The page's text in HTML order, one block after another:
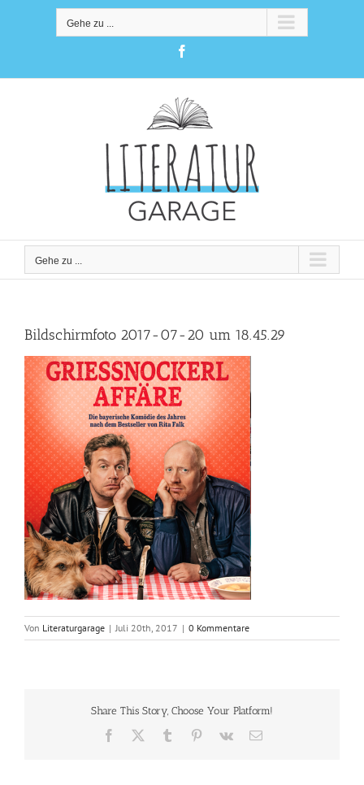
Gehe zu ...
Gehe zu ...
Bildschirmfoto 2017-07-20 um 18.45.29
Von Literaturgarage | Juli 20th, 2017 | 0 Kommentare
Share This Story, Choose Your Platform!
Facebook Tumblr Pinterest
Vk
E-